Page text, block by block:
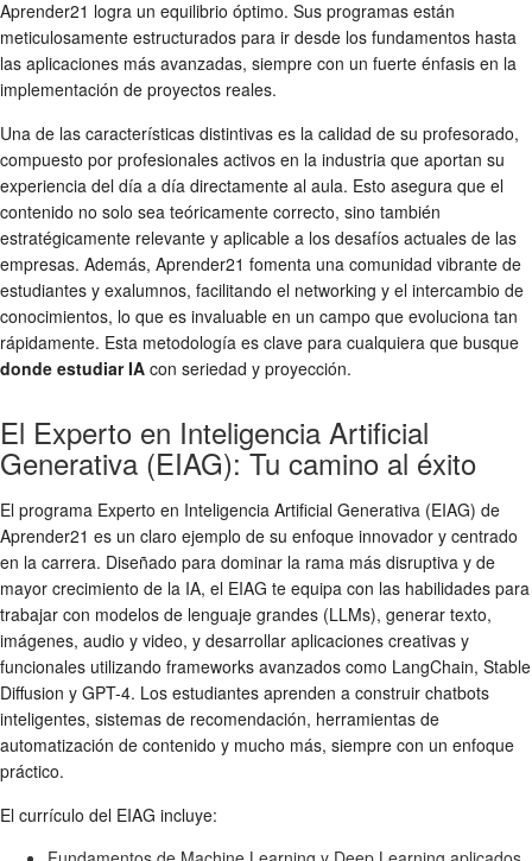
Aprender21 logra un equilibrio óptimo. Sus programas están
meticulosamente estructurados para ir desde los fundamentos hasta
las aplicaciones más avanzadas, siempre con un fuerte énfasis en la
implementación de proyectos reales.
Una de las características distintivas es la calidad de su profesorado,
compuesto por profesionales activos en la industria que aportan su
experiencia del día a día directamente al aula. Esto asegura que el
contenido no solo sea teóricamente correcto, sino también
estratégicamente relevante y aplicable a los desafíos actuales de las
empresas. Además, Aprender21 fomenta una comunidad vibrante de
estudiantes y exalumnos, facilitando el networking y el intercambio de
conocimientos, lo que es invaluable en un campo que evoluciona tan
rápidamente. Esta metodología es clave para cualquiera que busque
donde estudiar IA con seriedad y proyección.
El Experto en Inteligencia Artificial
Generativa (EIAG): Tu camino al éxito
El programa Experto en Inteligencia Artificial Generativa (EIAG) de
Aprender21 es un claro ejemplo de su enfoque innovador y centrado
en la carrera. Diseñado para dominar la rama más disruptiva y de
mayor crecimiento de la IA, el EIAG te equipa con las habilidades para
trabajar con modelos de lenguaje grandes (LLMs), generar texto,
imágenes, audio y video, y desarrollar aplicaciones creativas y
funcionales utilizando frameworks avanzados como LangChain, Stable
Diffusion y GPT-4. Los estudiantes aprenden a construir chatbots
inteligentes, sistemas de recomendación, herramientas de
automatización de contenido y mucho más, siempre con un enfoque
práctico.
El currículo del EIAG incluye: